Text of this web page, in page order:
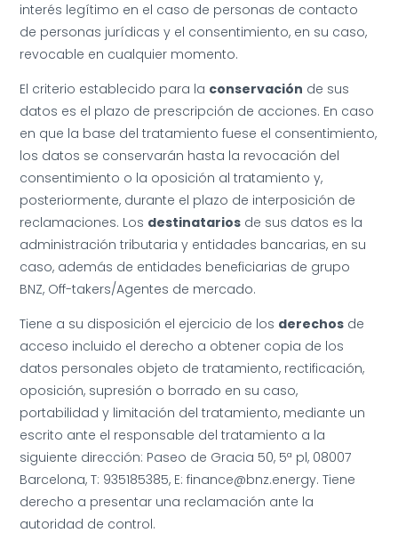
interés legítimo en el caso de personas de contacto
de personas jurídicas y el consentimiento, en su caso,
revocable en cualquier momento.
El criterio establecido para la conservación de sus
datos es el plazo de prescripción de acciones. En caso
en que la base del tratamiento fuese el consentimiento,
los datos se conservarán hasta la revocación del
consentimiento o la oposición al tratamiento y,
posteriormente, durante el plazo de interposición de
reclamaciones. Los destinatarios de sus datos es la
administración tributaria y entidades bancarias, en su
caso, además de entidades beneficiarias de grupo
BNZ, Off-takers/Agentes de mercado.
Tiene a su disposición el ejercicio de los derechos de
acceso incluido el derecho a obtener copia de los
datos personales objeto de tratamiento, rectificación,
oposición, supresión o borrado en su caso,
portabilidad y limitación del tratamiento, mediante un
escrito ante el responsable del tratamiento a la
siguiente dirección: Paseo de Gracia 50, 5ª pl, 08007
Barcelona, T: 935185385, E: finance@bnz.energy. Tiene
derecho a presentar una reclamación ante la
autoridad de control.